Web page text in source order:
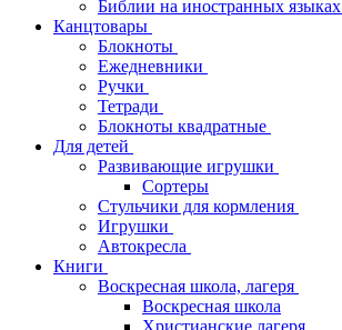
Библии на иностранных языках
Канцтовары
Блокноты
Ежедневники
Ручки
Тетради
Блокноты квадратные
Для детей
Развивающие игрушки
Сортеры
Стульчики для кормления
Игрушки
Автокресла
Книги
Воскресная школа, лагеря
Воскресная школа